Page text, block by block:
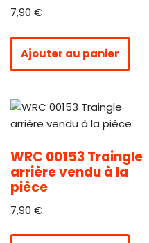
7,90 €
Ajouter au panier
WRC 00153 Traingle
arrière vendu à la
pièce
7,90 €